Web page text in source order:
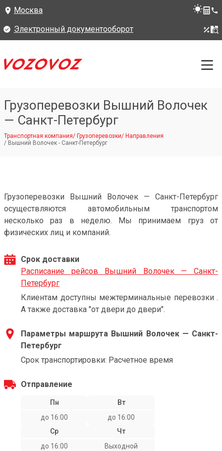
Москва
Электронный документооборот
Грузоперевозки Вышний Волочек
— Санкт-Петербург
Транспортная компания/ Грузоперевозки/ Направления
/ Вышний Волочек - Санкт-Петербург
Грузоперевозки Вышний Волочек — Санкт-Петербург
осуществляются автомобильным транспортом
несколько раз в неделю. Мы принимаем груз от
физических лиц и компаний.
Срок доставки
Расписание рейсов Вышний Волочек — Санкт-
Петербург
Клиентам доступны межтерминальные перевозки .
А также доставка "от двери до двери".
Параметры маршрута Вышний Волочек — Санкт-
Петербург
Срок транспортировки: Расчетное время
Отправление
Пн
до 16:00
Вт
до 16:00
Ср
до 16:00
Чт
Выходной